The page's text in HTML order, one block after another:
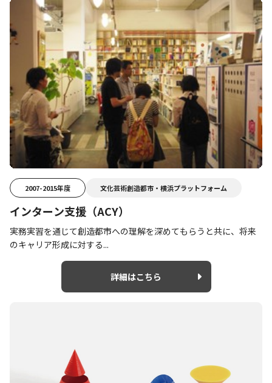
2007-2015年度 文化芸術創造都市・横浜プラットフォーム
インターン支援（ACY）
実務実習を通じて創造都市への理解を深めてもらうと共に、将来
のキャリア形成に対する...
詳細はこちら